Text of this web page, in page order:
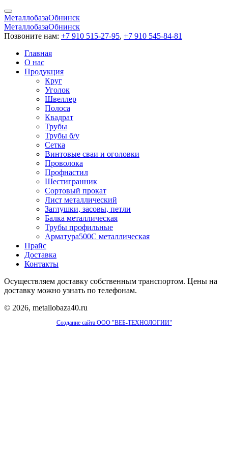
МеталлобазаОбнинск
МеталлобазаОбнинск
Позвоните нам: +7 910 515-27-95, +7 910 545-84-81
Главная
О нас
Продукция
Круг
Уголок
Швеллер
Полоса
Квадрат
Трубы
Трубы б/у
Сетка
Винтовые сваи и оголовки
Проволока
Профнастил
Шестигранник
Сортовый прокат
Лист металлический
Заглушки, засовы, петли
Балка металлическая
Трубы профильные
Арматура500С металлическая
Прайс
Доставка
Контакты
Осуществляем доставку собственным транспортом. Цены на
доставку можно узнать по телефонам.
© 2026, metallobaza40.ru
Создание сайта ООО "ВЕБ-ТЕХНОЛОГИИ"